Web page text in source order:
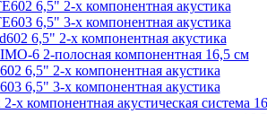
6,5" 2-х компонентная акустика
6,5" 3-х компонентная акустика
6,5" 2-х компонентная акустика
6 2-полосная компонентная 16,5 см
6,5" 2-х компонентная акустика
6,5" 3-х компонентная акустика
х компонентная акустическая система